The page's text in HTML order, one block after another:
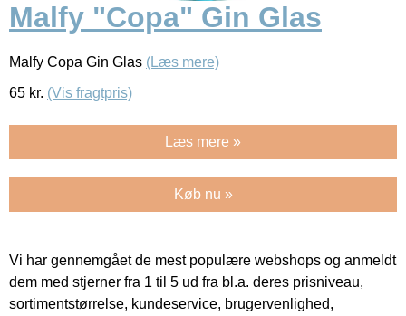
Malfy "Copa" Gin Glas
Malfy Copa Gin Glas (Læs mere)
65 kr. (Vis fragtpris)
Læs mere »
Køb nu »
Vi har gennemgået de mest populære webshops og anmeldt
dem med stjerner fra 1 til 5 ud fra bl.a. deres prisniveau,
sortimentstørrelse, kundeservice, brugervenlighed,